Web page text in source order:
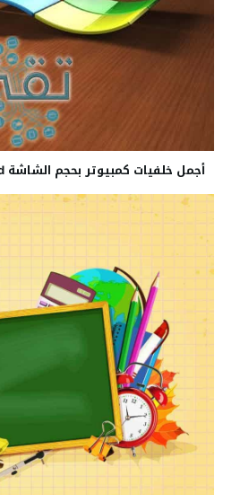
أجمل خلفيات كمبيوتر بحجم الشاشة hd عالية الجودة 4k